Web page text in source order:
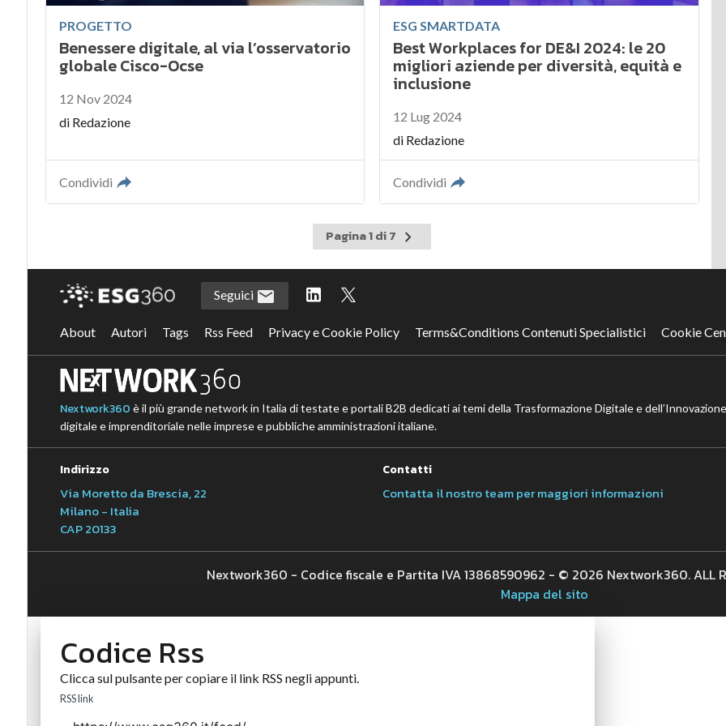
PROGETTO
Benessere digitale, al via l’osservatorio
globale Cisco-Ocse
12 Nov 2024
di Redazione
Condividi
ESG SMARTDATA
Best Workplaces for DE&I 2024: le 20
migliori aziende per diversità, equità e
inclusione
12 Lug 2024
di Redazione
Condividi
Pagina 1 di 7 Pagina
successiva
Seguici
About Autori Tags Rss Feed Privacy e Cookie Policy Terms&Conditions Contenuti Specialistici Cookie
Nextwork360 è il più grande network in Italia di testate e portali B2B dedicati ai temi della Trasformazione Digitale e
digitale e imprenditoriale nelle imprese e pubbliche amministrazioni italiane.
Indirizzo
Via Moretto da Brescia, 22
Milano - Italia
CAP 20133
Contatti
Contatta il nostro team per maggiori informazioni
Nextwork360 - Codice fiscale e Partita IVA 13868590962 - © 2026 Nextwork360. ALL
Mappa del sito
Codice Rss
Clicca sul pulsante per copiare il link RSS negli appunti.
RSS link